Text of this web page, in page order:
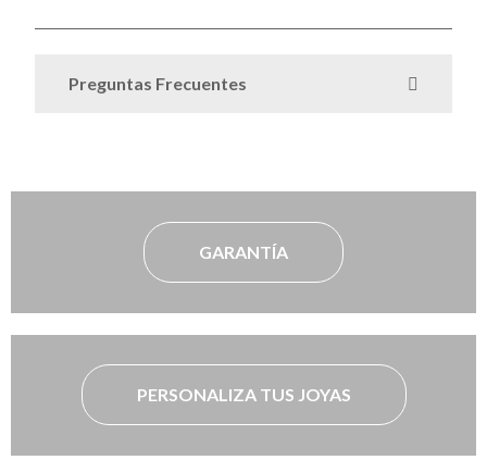
Preguntas Frecuentes
GARANTÍA
PERSONALIZA TUS JOYAS